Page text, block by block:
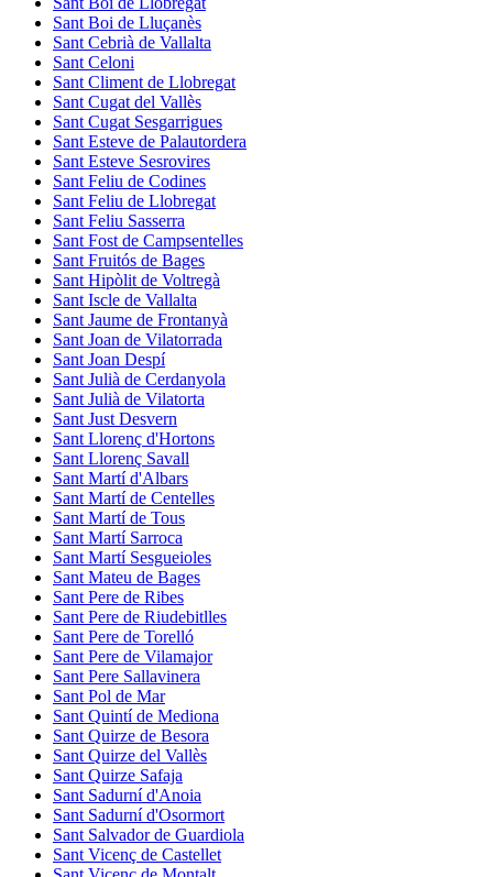
Sant Boi de Lluçanès
Sant Cebrià de Vallalta
Sant Celoni
Sant Climent de Llobregat
Sant Cugat del Vallès
Sant Cugat Sesgarrigues
Sant Esteve de Palautordera
Sant Esteve Sesrovires
Sant Feliu de Codines
Sant Feliu de Llobregat
Sant Feliu Sasserra
Sant Fost de Campsentelles
Sant Fruitós de Bages
Sant Hipòlit de Voltregà
Sant Iscle de Vallalta
Sant Jaume de Frontanyà
Sant Joan de Vilatorrada
Sant Joan Despí
Sant Julià de Cerdanyola
Sant Julià de Vilatorta
Sant Just Desvern
Sant Llorenç d'Hortons
Sant Llorenç Savall
Sant Martí d'Albars
Sant Martí de Centelles
Sant Martí de Tous
Sant Martí Sarroca
Sant Martí Sesgueioles
Sant Mateu de Bages
Sant Pere de Ribes
Sant Pere de Riudebitlles
Sant Pere de Torelló
Sant Pere de Vilamajor
Sant Pere Sallavinera
Sant Pol de Mar
Sant Quintí de Mediona
Sant Quirze de Besora
Sant Quirze del Vallès
Sant Quirze Safaja
Sant Sadurní d'Anoia
Sant Sadurní d'Osormort
Sant Salvador de Guardiola
Sant Vicenç de Castellet